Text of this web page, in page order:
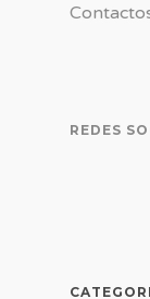
REDES